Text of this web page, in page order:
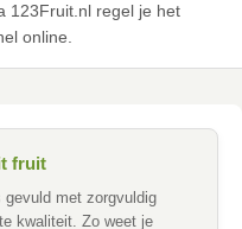
123Fruit.nl regel je het
online.
fruit
gevuld met zorgvuldig
kwaliteit. Zo weet je